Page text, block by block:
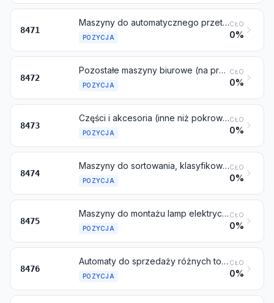
8471
Maszyny do automatycznego przetwarzania danych i urządzenia do nich; czytniki magnetyczne lub optyczne, maszyny do przenoszenia danych w postaci zakodowanej na nośniki danych oraz maszyny do przetwarzania takich danych, gdzie indziej niewymienione ani niewłączone
POZYCJA
CŁO
0%
8472
Pozostałe maszyny biurowe (na przykład hektografy lub powielacze białkowe, maszyny adresujące, automaty wydające banknoty, maszyny do sortowania, liczenia lub pakowania monet, urządzenia do temperowania ołówków, dziurkacze lub zszywacze)
POZYCJA
CŁO
0%
8473
Części i akcesoria (inne niż pokrowce, futerały i tym podobne) nadające się do stosowania wyłącznie lub głównie z maszynami objętymi pozycjami od 8470 do 8472
POZYCJA
CŁO
0%
8474
Maszyny do sortowania, klasyfikowania, przesiewania, separowania, płukania, przemywania, zgniatania, kruszenia, mielenia, mieszania lub ugniatania ziemi, kamieni, rud lub pozostałych substancji mineralnych, w postaci stałej (włączając proszek lub pastę); maszyny do aglomerowania, kształtowania lub formowania stałych paliw mineralnych, mas ceramicznych, nieutwardzonego cementu, materiałów gipsowych lub pozostałych produktów mineralnych w postaci proszku lub pasty; maszyny do wykonywania piaskowych form odlewniczych
POZYCJA
CŁO
0%
8475
Maszyny do montażu lamp elektrycznych lub elektronicznych, lamp elektronowych lub fotograficznych lamp błyskowych, w bańkach szklanych; maszyny do wyrobu lub obróbki na gorąco szkła lub wyrobów szklanych
POZYCJA
CŁO
0%
8476
Automaty do sprzedaży różnych towarów (na przykład znaczków pocztowych, papierosów, potraw lub napojów), włączając automaty do rozmieniania pieniędzy
POZYCJA
CŁO
0%